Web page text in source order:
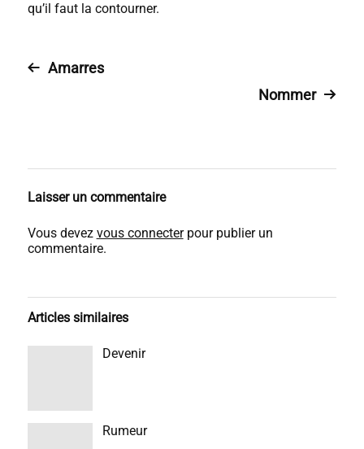
qu’il faut la contourner.
Amarres
Nommer
Laisser un commentaire
Vous devez vous connecterpour publier un
commentaire.
Articles similaires
Devenir
Rumeur